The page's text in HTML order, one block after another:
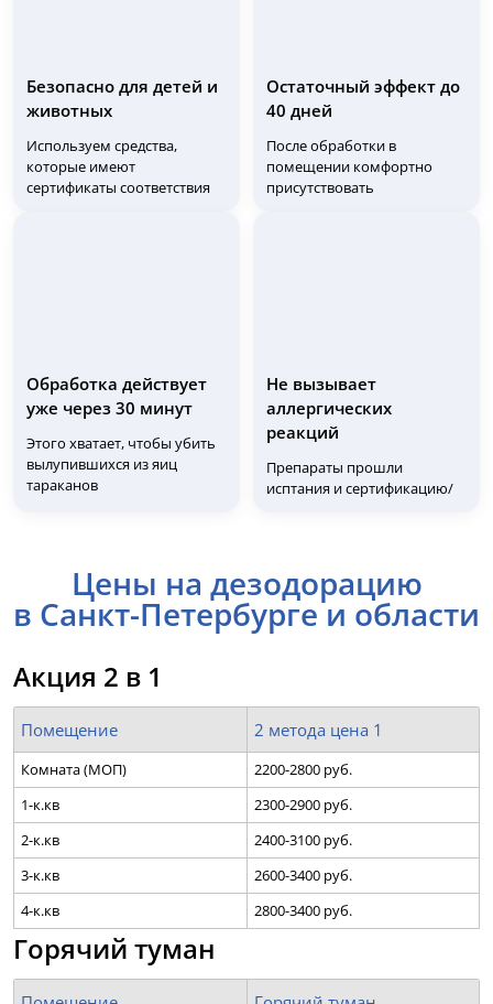
Безопасно для детей и
животных
Используем средства,
которые имеют
сертификаты соответствия
Остаточный эффект до
40 дней
После обработки в
помещении комфортно
присутствовать
Обработка действует
уже через 30 минут
Этого хватает, чтобы убить
вылупившихся из яиц
тараканов
Не вызывает
аллергических
реакций
Препараты прошли
исптания и сертификацию/
Цены на дезодорацию
в Санкт-Петербурге и области
Акция 2 в 1
Помещение 2 метода цена 1
Комната (МОП)
2200-2800 руб.
1-к.кв
2300-2900 руб.
2-к.кв
2400-3100 руб.
3-к.кв
2600-3400 руб.
4-к.кв
2800-3400 руб.
Горячий туман